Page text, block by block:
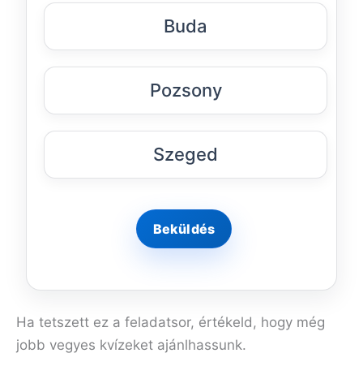
Buda
Pozsony
Szeged
Ha tetszett ez a feladatsor, értékeld, hogy még
jobb vegyes kvízeket ajánlhassunk.